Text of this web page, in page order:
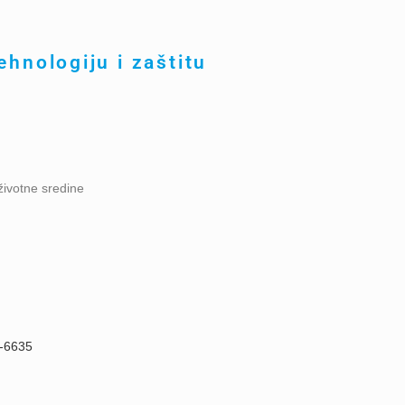
i zaštitu
sredine
6635